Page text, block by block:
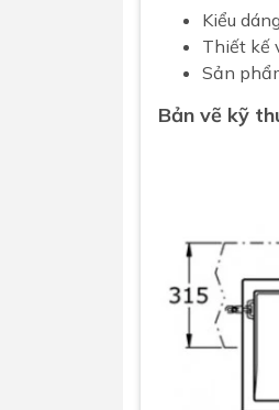
Kiểu
Thiết kế
Sản
Bản vẽ kỹ